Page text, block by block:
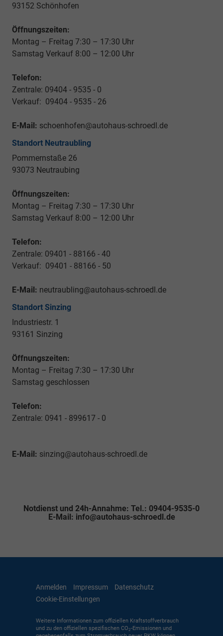
93152 Schönhofen
Öffnungszeiten:
Montag – Freitag 7:30 – 17:30 Uhr
Samstag Verkauf 8:00 – 12:00 Uhr
Telefon:
Zentrale: 09404 - 9535 - 0
Verkauf: 09404 - 9535 - 26
E-Mail: schoenhofen@autohaus-schroedl.de
Standort Neutraubling
Pommernstaße 26
93073 Neutraubing
Öffnungszeiten:
Montag – Freitag 7:30 – 17:30 Uhr
Samstag Verkauf 8:00 – 12:00 Uhr
Telefon:
Zentrale: 09401 - 88166 - 40
Verkauf: 09401 - 88166 - 50
E-Mail: neutraubling@autohaus-schroedl.de
Standort Sinzing
Industriestr. 1
93161 Sinzing
Öffnungszeiten:
Montag – Freitag 7:30 – 17:30 Uhr
Samstag geschlossen
Telefon:
Zentrale: 0941 - 899617 - 0
E-Mail: sinzing@autohaus-schroedl.de
Notdienst und 24h-Annahme: Tel.: 09404-9535-0
E-Mail: info@autohaus-schroedl.de
Anmelden Impressum
Datenschutz
Cookie-Einstellungen
Weitere Informationen zum offiziellen Kraftstoffverbrauch
und zu den offiziellen spezifischen CO2-Emissionen und